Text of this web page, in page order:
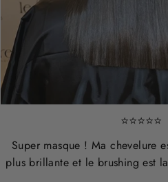
⭐⭐⭐⭐⭐
Super masque ! Ma chevelure
plus brillante et le brushing est